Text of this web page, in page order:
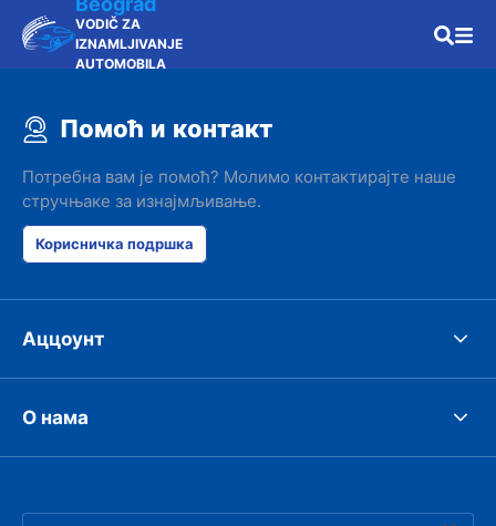
VODIČ ZA
IZNAMLJIVANJE
AUTOMOBILA
Помоћ и контакт
Потребна вам је помоћ? Молимо контактирајте наше
стручњаке за изнајмљивање.
Корисничка подршка
Аццоунт
О нама